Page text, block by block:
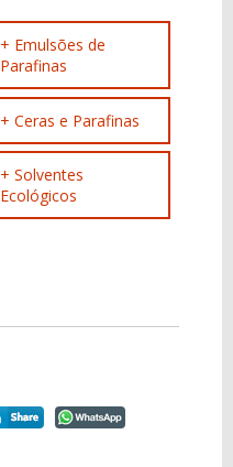
+ Emulsões de
Parafinas
+ Ceras e Parafinas
+ Solventes
Ecológicos